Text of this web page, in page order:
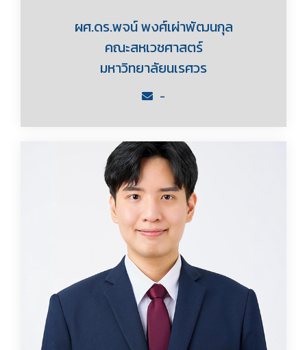
ผศ.ดร.พจน์ พงศ์เผ่าพัฒนกุล
คณะสหเวชศาสตร์
มหาวิทยาลัยนเรศวร
-